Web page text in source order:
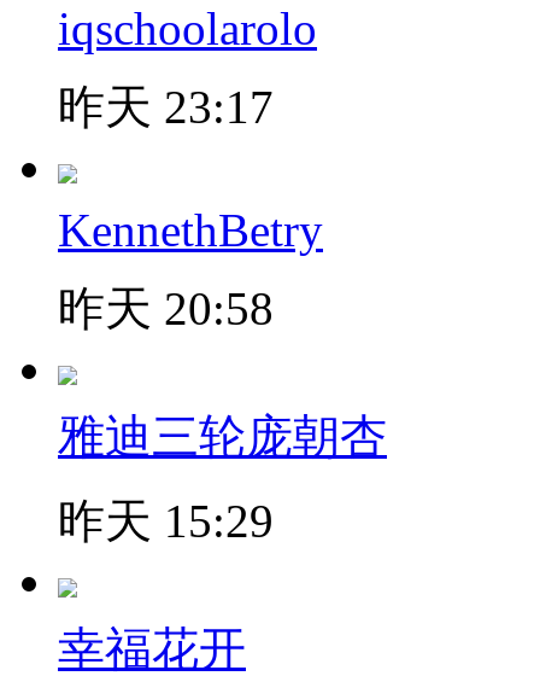
iqschoolarolo
昨天 23:17
KennethBetry
昨天 20:58
雅迪三轮庞朝杏
昨天 15:29
幸福花开